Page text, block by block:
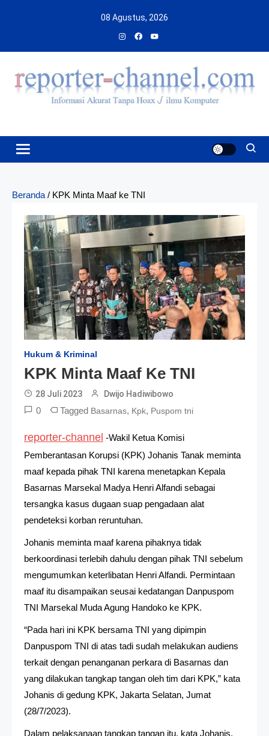
08 Agustus, 2026
Beranda / KPK Minta Maaf ke TNI
Hukum & Kriminal
KPK Minta Maaf Ke TNI
28 Juli 2023 Dwijo Hadiwibowo
0 Tagged Basarnas, Kpk, Puspom tni
reporter-channel -Wakil Ketua Komisi
Pemberantasan Korupsi (KPK) Johanis Tanak meminta
maaf kepada pihak TNI karena menetapkan Kepala
Basarnas Marsekal Madya Henri Alfandi sebagai
tersangka kasus dugaan suap pengadaan alat
pendeteksi korban reruntuhan.
Johanis meminta maaf karena pihaknya tidak
berkoordinasi terlebih dahulu dengan pihak TNI sebelum
mengumumkan keterlibatan Henri Alfandi. Permintaan
maaf itu disampaikan seusai kedatangan Danpuspom
TNI Marsekal Muda Agung Handoko ke KPK.
“Pada hari ini KPK bersama TNI yang dipimpin
Danpuspom TNI di atas tadi sudah melakukan audiens
terkait dengan penanganan perkara di Basarnas dan
yang dilakukan tangkap tangan oleh tim dari KPK,” kata
Johanis di gedung KPK, Jakarta Selatan, Jumat
(28/7/2023).
Dalam pelaksanaan tangkap tangan itu, kata Johanis,